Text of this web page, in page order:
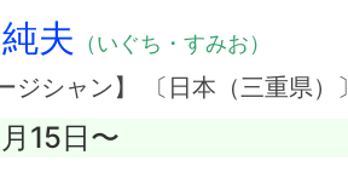
夫 （いぐち・すみお）
ジシャン】 〔日本（三重県）〕
15日〜